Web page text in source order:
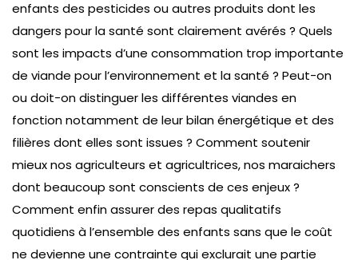
enfants des pesticides ou autres produits dont les
dangers pour la santé sont clairement avérés ? Quels
sont les impacts d’une consommation trop importante
de viande pour l’environnement et la santé ? Peut-on
ou doit-on distinguer les différentes viandes en
fonction notamment de leur bilan énergétique et des
filières dont elles sont issues ? Comment soutenir
mieux nos agriculteurs et agricultrices, nos maraichers
dont beaucoup sont conscients de ces enjeux ?
Comment enfin assurer des repas qualitatifs
quotidiens à l’ensemble des enfants sans que le coût
ne devienne une contrainte qui exclurait une partie